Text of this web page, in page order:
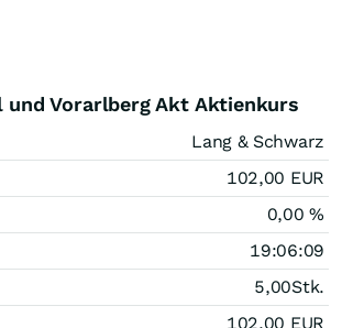
und Vorarlberg Akt Aktienkurs
Lang & Schwarz
102,00 EUR
0,00%
19:06:09
5,00Stk.
102,00 EUR